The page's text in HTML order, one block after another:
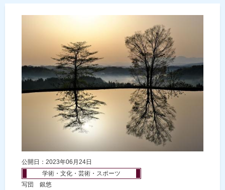
公開日：2023年06月24日
学術・文化・芸術・スポーツ
写団 銀悠